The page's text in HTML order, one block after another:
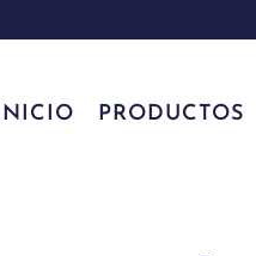
PRODUCTOS